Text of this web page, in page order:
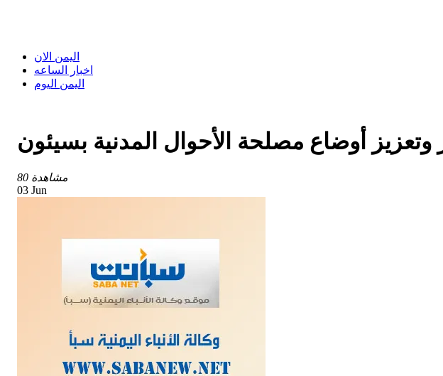
اليمن الان
اخبار الساعه
اليمن اليوم
أوضاع مصلحة الأحوال المدنية بسيئون
80 مشاهدة
03 Jun